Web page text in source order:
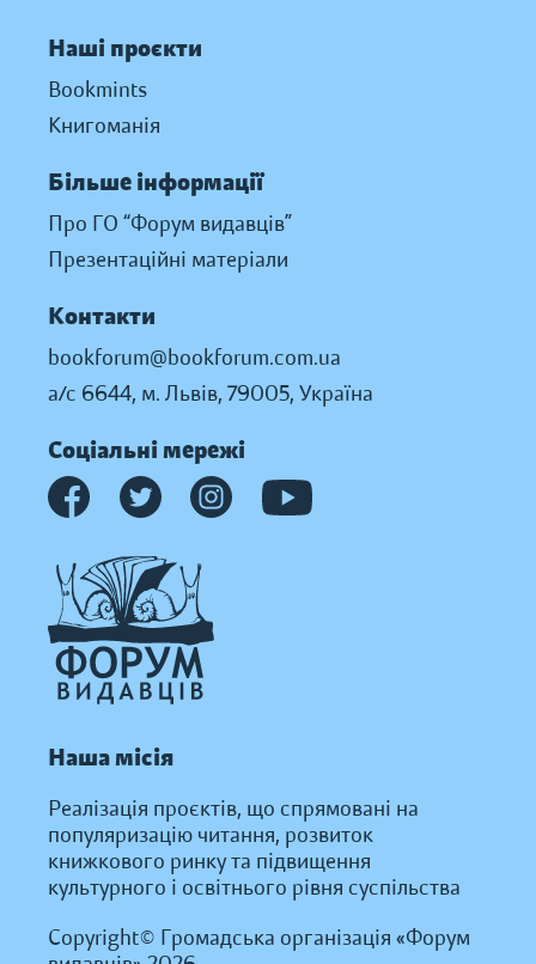
Наші проєкти
Bookmints
Книгоманія
Більше інформації
Про ГО “Форум видавців”
Презентаційні матеріали
Контакти
bookforum@bookforum.com.ua
а/с 6644, м. Львів, 79005, Україна
Соціальні мережі
Наша місія
Реалізація проєктів, що спрямовані на
популяризацію читання, розвиток
книжкового ринку та підвищення
культурного і освітнього рівня суспільства
Copyright© Громадська організація «Форум